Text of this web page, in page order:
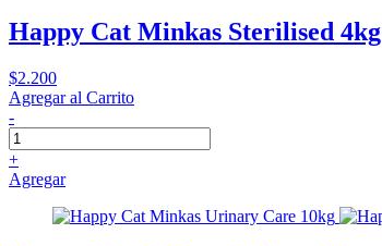
Happy Cat Minkas Sterilised 4kg
$2.200
Agregar al Carrito
-
+
Agregar